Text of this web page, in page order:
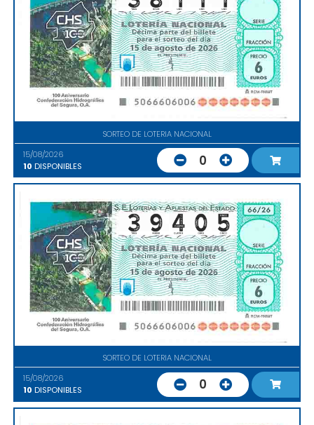
SORTEO DE LOTERIA NACIONAL
15/08/2026
10 DISPONIBLES 0
SORTEO DE LOTERIA NACIONAL
15/08/2026
10 DISPONIBLES 0